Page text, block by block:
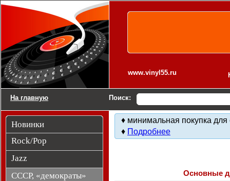
www.vinyl55.ru
На главную Поиск:
Новинки
Rock/Pop
Jazz
СССР, «демократы»
♦ минимальная покупка для
♦ Подробнее
Основные